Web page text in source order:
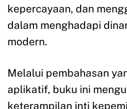
kepercayaan, dan
dalam menghadapi
modern.
Melalui pembahasan
aplikatif, buku ini
keterampilan inti